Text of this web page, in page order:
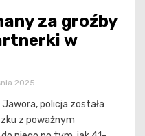
za groźby
w
2025
policja została
z poważnym